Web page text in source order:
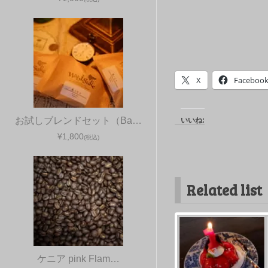
X Facebook
いいね:
Related list
お試しブレンドセット（Ba…
¥1,800(税込)
ケニア pink Flam…